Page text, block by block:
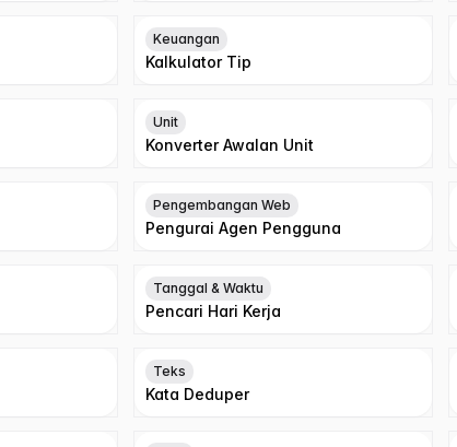
Keuangan
Kalkulator Tip
Unit
Konverter Awalan Unit
Pengembangan Web
Pengurai Agen Pengguna
Tanggal & Waktu
Pencari Hari Kerja
Teks
Kata Deduper